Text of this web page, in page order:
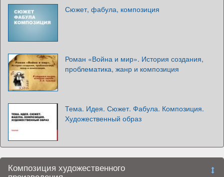
Сюжет, фабула, композиция
Роман «Война и мир». История создания,
проблематика, жанр и композиция
Тема. Идея. Сюжет. Фабула. Композиция.
Художественный образ
Композиция художественного